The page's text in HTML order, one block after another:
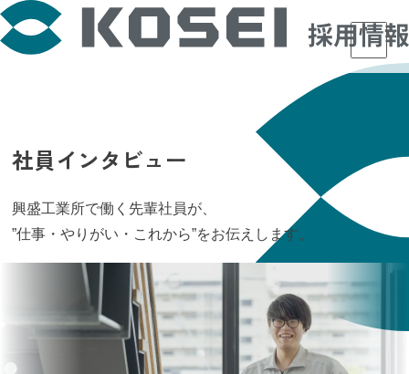
社員インタビュー
興盛工業所で働く先輩社員が、
”仕事・やりがい・これから”をお伝えします。